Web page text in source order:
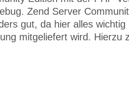
Zend Server
gut, da hier alles
mitgeliefert wird. Hierzu